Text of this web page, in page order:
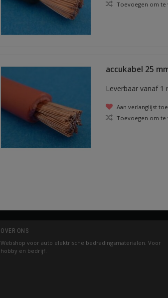
Toevoegen om te
accukabel 25
Leverbaar vanaf 1
Aan verlanglijst
Toevoegen om te
OVER ONS
Webshop voor auto elektrische bedradingsmaterialen. Voor
hobby en bedrijf.